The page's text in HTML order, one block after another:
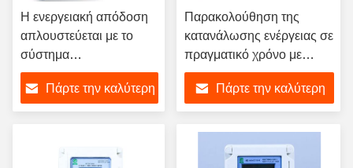
Η ενεργειακή απόδοση
απλουστεύεται με το
σύστημα
παρακολούθησης
χρήσης ηλεκτρικής
ενέργειας κλάσης 1.0 και
GB/T17215.321-2008
Πάρτε την καλύτερη
Παρακολούθηση της
κατανάλωσης ενέργειας σε
πραγματικό χρόνο με
ηλεκτρονικό μετρητή
ενέργειας με προπληρωμή
αποθήκευση δεδομένων
1000 KWh
Πάρτε την καλύτερη